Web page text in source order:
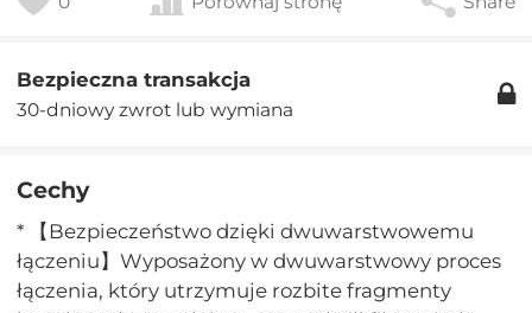
Bezpieczna transakcja
30-dniowy zwrot lub wymiana
Cechy
* 【Bezpieczeństwo dzięki dwuwarstwowemu
łączeniu】Wyposażony w dwuwarstwowy proces
łączenia, który utrzymuje rozbite fragmenty